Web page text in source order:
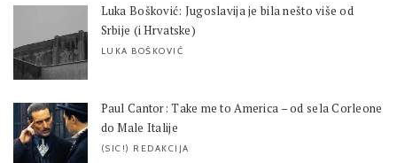
Luka Bošković: Jugoslavija je bila nešto više od
Srbije (i Hrvatske)
LUKA BOŠKOVIĆ
Paul Cantor: Take me to America – od sela Corleone
do Male Italije
(SIC!) REDAKCIJA